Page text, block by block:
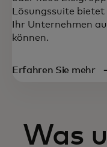
Lösungssuite
Ihr Unternehmen
können.
Erfahren Sie mehr
Was